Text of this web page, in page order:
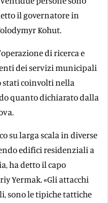
il governatore in
Kohut.
di ricerca e
dei servizi municipali
stati coinvolti nella
quanto dichiarato dalla
su larga scala in diverse
edifici residenziali a
ha detto il capo
Yermak. «Gli attacchi
sono le tipiche tattiche